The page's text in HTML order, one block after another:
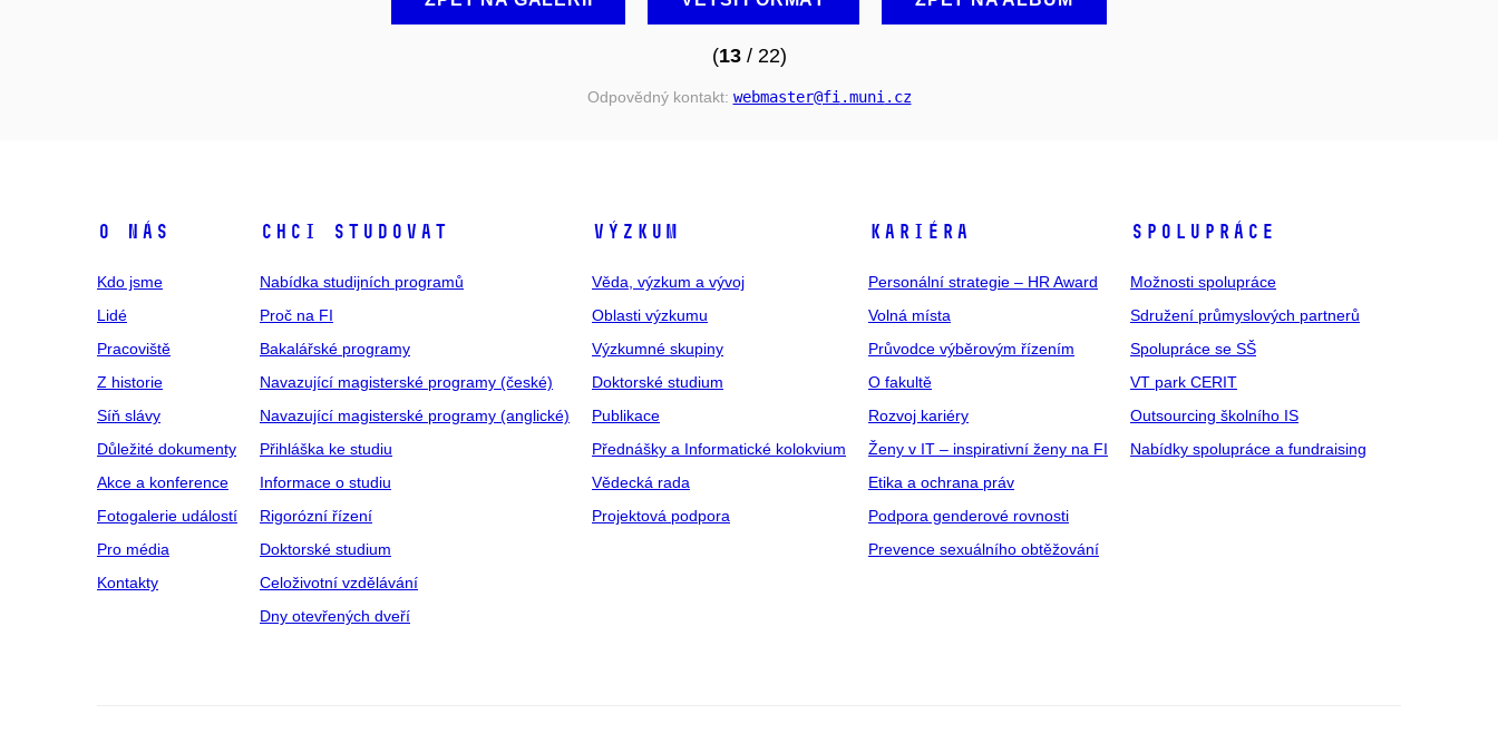
(13/ 22)
Odpovědný kontakt: webmaster@fi .muni .cz
O NÁS
Kdo jsme
Lidé
Pracoviště
Z historie
Síň slávy
Důležité dokumenty
Akce a konference
Fotogalerie událostí
Pro média
Kontakty
CHCI STUDOVAT
Nabídka studijních programů
Proč na FI
Bakalářské programy
Navazující magisterské programy (české)
Navazující magisterské programy (anglické)
Přihláška ke studiu
Informace o studiu
Rigorózní řízení
Doktorské studium
Celoživotní vzdělávání
Dny otevřených dveří
VÝZKUM
Věda, výzkum a vývoj
Oblasti výzkumu
Výzkumné skupiny
Doktorské studium
Publikace
Přednášky a Informatické kolokvium
Vědecká rada
Projektová podpora
KARIÉRA
Personální strategie – HR Award
Volná místa
Průvodce výběrovým řízením
O fakultě
Rozvoj kariéry
Ženy v IT – inspirativní ženy na FI
Etika a ochrana práv
Podpora genderové rovnosti
Prevence sexuálního obtěžování
SPOLUPRÁCE
Možnosti spolupráce
Sdružení průmyslových partnerů
Spolupráce se SŠ
VT park CERIT
Outsourcing školního IS
Nabídky spolupráce a fundraising